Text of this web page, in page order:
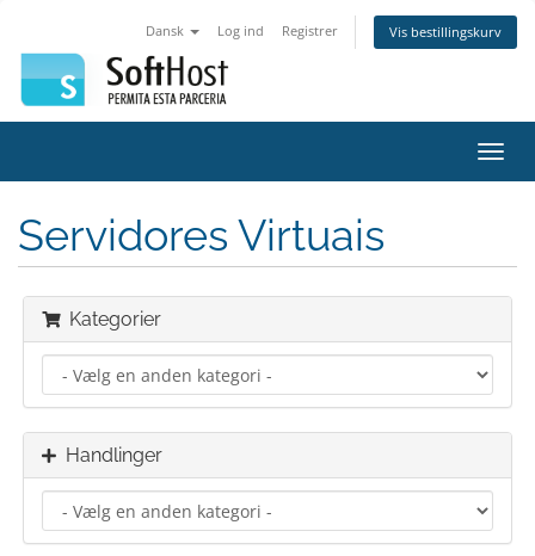
Dansk Log ind Registrer Vis bestillingskurv
Skift
Servidores Virtuais
Kategorier
Handlinger